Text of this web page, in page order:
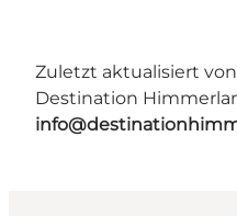
Zuletzt aktualisiert
Destination